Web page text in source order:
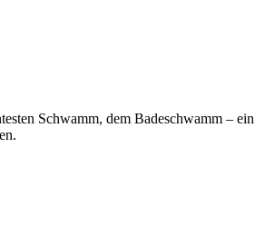
Schwamm, dem Badeschwamm – ein